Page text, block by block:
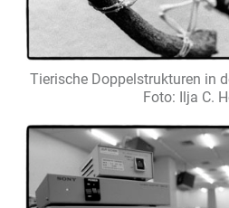
Tierische Doppelstrukturen in
Foto: Ilja C.